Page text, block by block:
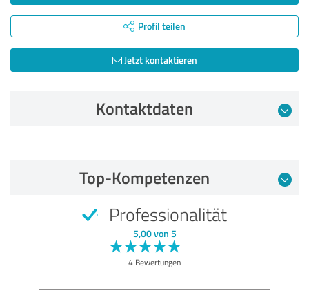
Profil teilen
Jetzt kontaktieren
Kontaktdaten
Empfehlung
Top-Kompetenzen
Professionalität
5,00 von 5
4 Bewertungen